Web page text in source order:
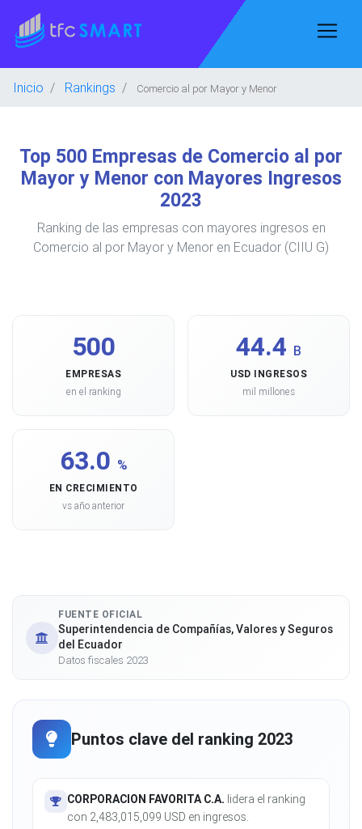
Inicio Rankings Comercio al por Mayor y Menor
Top 500 Empresas de Comercio al por
Mayor y Menor con Mayores Ingresos
2023
Ranking de las empresas con mayores ingresos en
Comercio al por Mayor y Menor en Ecuador (CIIU G)
500
EMPRESAS
en el ranking
44.4 B
USD INGRESOS
mil millones
63.0 %
EN CRECIMIENTO
vs año anterior
FUENTE OFICIAL
Superintendencia de Compañías, Valores y Seguros
del Ecuador
Datos fiscales 2023
Puntos clave del ranking 2023
CORPORACION FAVORITA C.A. lidera el ranking
con 2,483,015,099 USD en ingresos.